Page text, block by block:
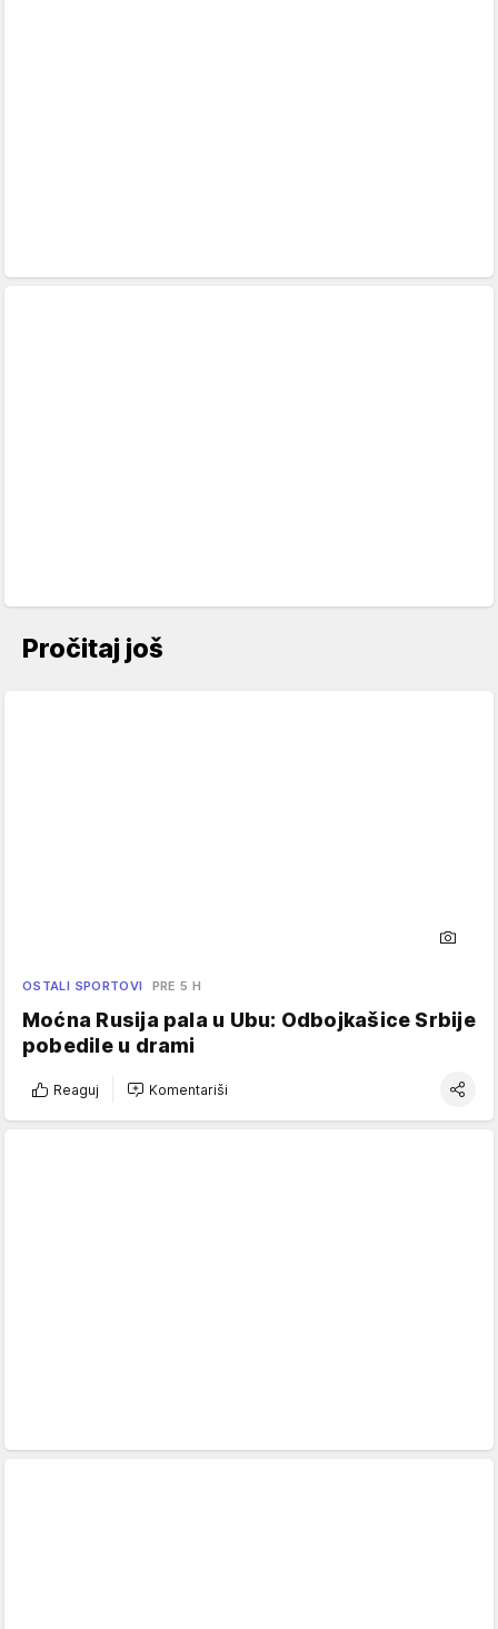
Pročitaj još
OSTALI SPORTOVI PRE 5 H
Moćna Rusija pala u Ubu: Odbojkašice Srbije
pobedile u drami
Reaguj Komentariši